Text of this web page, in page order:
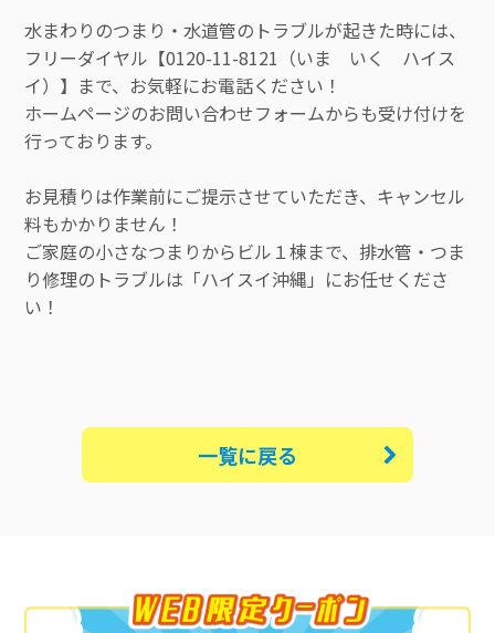
水まわりのつまり・水道管のトラブルが起きた時には、
フリーダイヤル【0120-11-8121（いま いく ハイス
イ）】まで、お気軽にお電話ください！
ホームページのお問い合わせフォームからも受け付けを
行っております。
お見積りは作業前にご提示させていただき、キャンセル
料もかかりません！
ご家庭の小さなつまりからビル１棟まで、排水管・つま
り修理のトラブルは「ハイスイ沖縄」にお任せくださ
い！
一覧に戻る